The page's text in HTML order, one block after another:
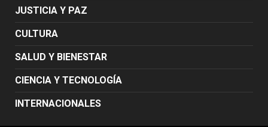
JUSTICIA Y PAZ
CULTURA
SALUD Y BIENESTAR
CIENCIA Y TECNOLOGÍA
INTERNACIONALES